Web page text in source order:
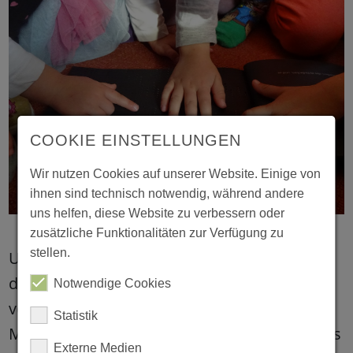
Um die Mädchen und Jungen spielerisch an
dieses Thema heranzuführen, standen die
verschiedenen Sinne eine Woche lang im
Mittelpunkt. Jeden Tag gab es im Morgenkreis
COOKIE EINSTELLUNGEN
Wir nutzen Cookies auf unserer Website. Einige von
ihnen sind technisch notwendig, während andere
uns helfen, diese Website zu verbessern oder
zusätzliche Funktionalitäten zur Verfügung zu
stellen.
Notwendige Cookies
Statistik
Externe Medien